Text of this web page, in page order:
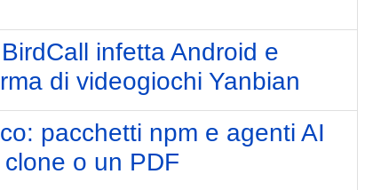
infetta Android e
di videogiochi Yanbian
pacchetti npm e agenti AI
o un PDF